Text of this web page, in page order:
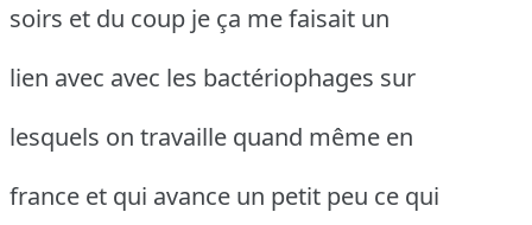
soirs et du coup je ça me faisait un
lien avec avec les bactériophages sur
lesquels on travaille quand même en
france et qui avance un petit peu ce qui